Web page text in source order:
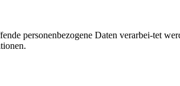
personenbezogene Daten verarbei-tet